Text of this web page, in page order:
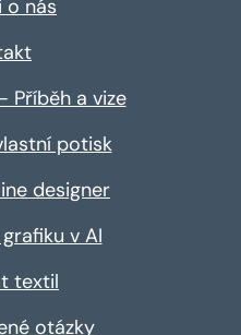
o nás
Příběh a vize
potisk
designer
v AI
textil
otázky